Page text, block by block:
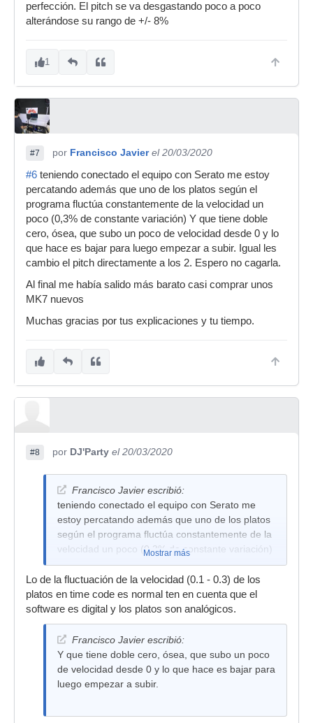
perfección. El pitch se va desgastando poco a poco
alterándose su rango de +/- 8%
1
#7 por Francisco Javier el 20/03/2020
#6 teniendo conectado el equipo con Serato me estoy
percatando además que uno de los platos según el
programa fluctúa constantemente de la velocidad un
poco (0,3% de constante variación) Y que tiene doble
cero, ósea, que subo un poco de velocidad desde 0 y lo
que hace es bajar para luego empezar a subir. Igual les
cambio el pitch directamente a los 2. Espero no cagarla.
Al final me había salido más barato casi comprar unos
MK7 nuevos
Muchas gracias por tus explicaciones y tu tiempo.
#8 por DJ'Party el 20/03/2020
Francisco Javier escribió:
teniendo conectado el equipo con Serato me
estoy percatando además que uno de los platos
según el programa fluctúa constantemente de la
velocidad un poco (0,3% de constante variación)
Mostrar más
Lo de la fluctuación de la velocidad (0.1 - 0.3) de los
platos en time code es normal ten en cuenta que el
software es digital y los platos son analógicos.
Francisco Javier escribió:
Y que tiene doble cero, ósea, que subo un poco
de velocidad desde 0 y lo que hace es bajar para
luego empezar a subir.